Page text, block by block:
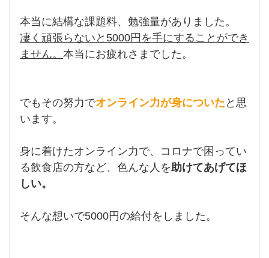
本当に結構な課題料、勉強量がありました。
凄く頑張らないと5000円を手にすることができ
ません。 本当にお疲れさまでした。
でもその努力でオンライン力が身についた と思
います。
身に着けたオンライン力で、コロナで困ってい
る飲食店の方など、色んな人を助けてあげてほ
しい。
そんな想いで5000円の給付をしました。